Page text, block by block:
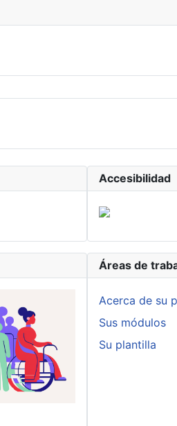
Accesibilidad
Áreas de
Acerca de su
Sus módulos
Su plantilla